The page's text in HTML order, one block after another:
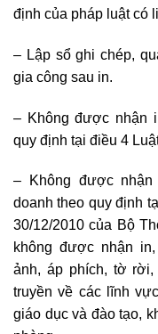
định của pháp luật có
– Lập sổ ghi chép,
gia công sau in.
– Không được nhận
quy định tại điều 4
– Không được nhận
doanh theo quy định
30/12/2010 của Bộ
không được nhận
ảnh, áp phích, tờ
truyền về các lĩnh
giáo dục và đào tạo,